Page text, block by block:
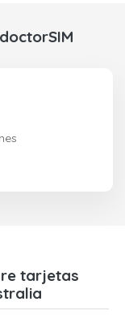
tarjetas